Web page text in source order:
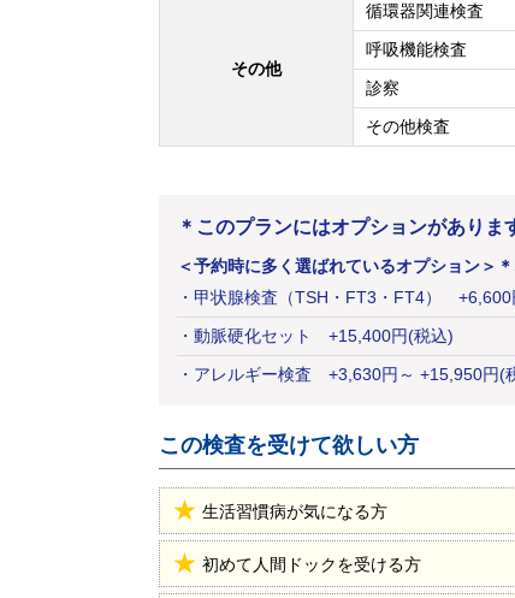
その他
循環器関連検査
呼吸機能検査
診察
その他検査
＊このプランにはオプションがありま
＜予約時に多く選ばれているオプション＞
・ 甲状腺検査（TSH・FT3・FT4） +6,600
・ 動脈硬化セット +15,400円(税込)
・ アレルギー検査 +3,630円 ～ +15,950円(
この検査を受けて欲しい方
生活習慣病が気になる方
初めて人間ドックを受ける方